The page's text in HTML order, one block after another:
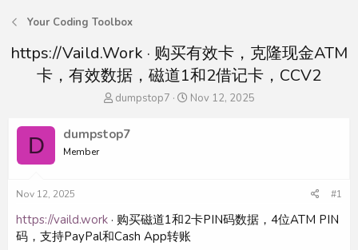
Your Coding Toolbox
https://Vaild.Work · 购买有效卡，克隆现金ATM
卡，有效数据，磁道1和2借记卡，CCV2
T
e
a
r
t
dumpstop7
S
e
Nov 12, 2025
D dumpstop7
Member
Nov 12, 2025 #1
https://vaild.work · 购买磁道1和2卡PIN码数据，4位ATM PIN
码，支持PayPal和Cash App转账